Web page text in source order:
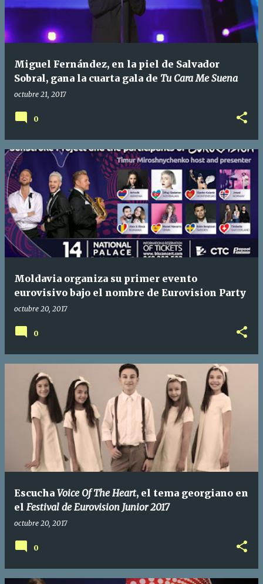
Miguel Fernández, en la piel de Salvador
Sobral, gana la cuarta gala de Tu Cara Me Suena
octubre 21, 2017
0
Moldavia organiza su primer evento
eurovisivo bajo el nombre de Eurovision Party
octubre 20, 2017
0
Escucha Voice Of The Heart, el tema georgiano en
el Festival de Eurovision Junior 2017
octubre 20, 2017
0